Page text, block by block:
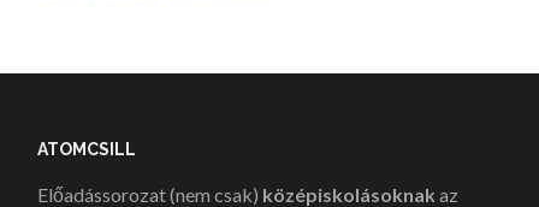
ATOMCSILL
Előadássorozat (nem csak) középiskolásoknak az